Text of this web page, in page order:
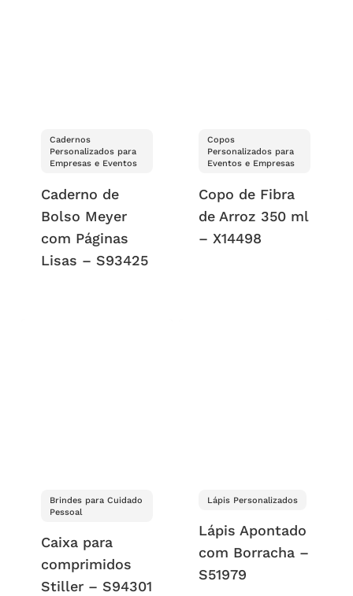
Cadernos
Personalizados para
Empresas e Eventos
Caderno de
Bolso Meyer
com Páginas
Lisas – S93425
Copos
Personalizados para
Eventos e Empresas
Copo de Fibra
de Arroz 350 ml
– X14498
Brindes para Cuidado
Pessoal
Caixa para
comprimidos
Stiller – S94301
Lápis Personalizados
Lápis Apontado
com Borracha –
S51979